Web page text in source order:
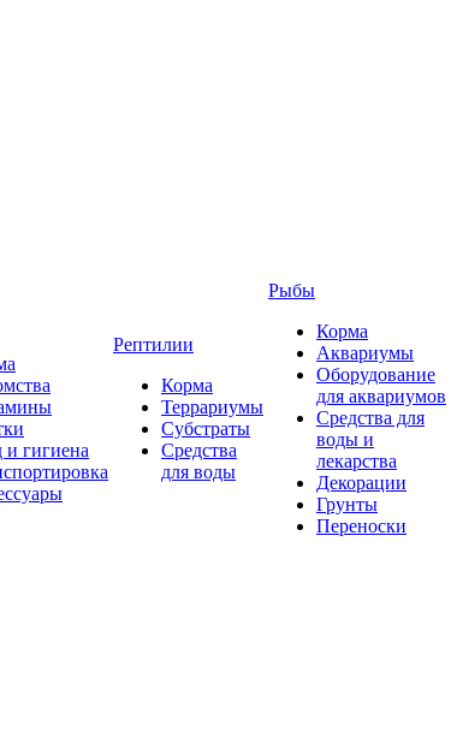
и гигиена
Рептилии
Корма
Террариумы
Субстраты
Средства
для воды
Рыбы
Корма
Аквариумы
Оборудование
для аквариумов
Средства для
воды и
лекарства
Декорации
Грунты
Переноски